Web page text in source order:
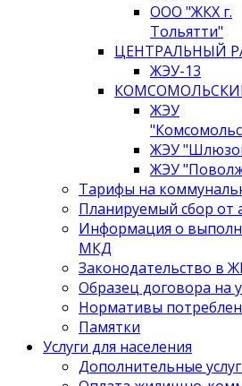
ООО "ЖКХ г.
Тольятти"
ЦЕНТРАЛЬНЫЙ
ЖЭУ-13
ЖЭУ
ЖЭУ
ЖЭУ
Тарифы на
Планируемый сбор
Информация о
МКД
Законодательство в
Образец договора на
Нормативы
Памятки
Услуги для населения
Дополнительные